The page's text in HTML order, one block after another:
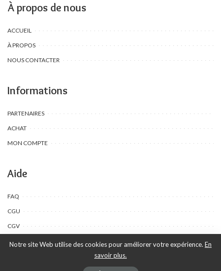
À propos de nous
ACCUEIL
À PROPOS
NOUS CONTACTER
Informations
PARTENAIRES
ACHAT
MON COMPTE
Aide
FAQ
CGU
CGV
©Toombow Kids, 2022 - 2024 - Tous droits réservés | Créé par Ewing
Notre site Web utilise des cookies pour améliorer votre expérience. En
savoir plus.